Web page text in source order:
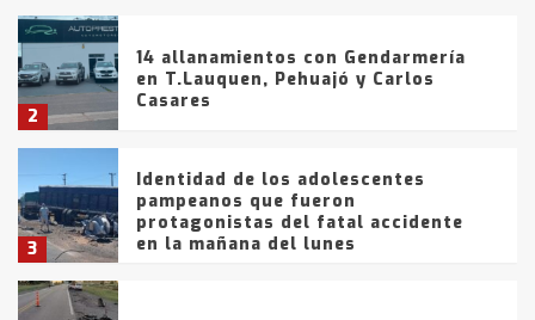
2
14 allanamientos con Gendarmería
en T.Lauquen, Pehuajó y Carlos
Casares
3
Identidad de los adolescentes
pampeanos que fueron
protagonistas del fatal accidente
en la mañana del lunes